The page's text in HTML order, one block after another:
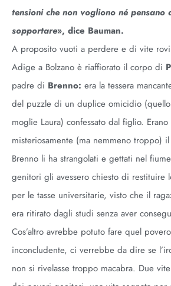
tensioni che non vogliono né pensano
sopportare», dice Bauman.
A proposito vuoti a perdere e di vite
Adige a Bolzano è riaffiorato il corpo di
padre di Brenno: era la tessera
del puzzle di un duplice omicidio
moglie Laura) confessato dal figlio. Erano
misteriosamente (ma nemmeno troppo)
Brenno li ha strangolati e gettati nel
genitori gli avessero chiesto di restituire
per le tasse universitarie, visto che il
era ritirato dagli studi senza aver
Cos’altro avrebbe potuto fare quel
inconcludente, ci verrebbe da dire se
non si rivelasse troppo macabra. Due